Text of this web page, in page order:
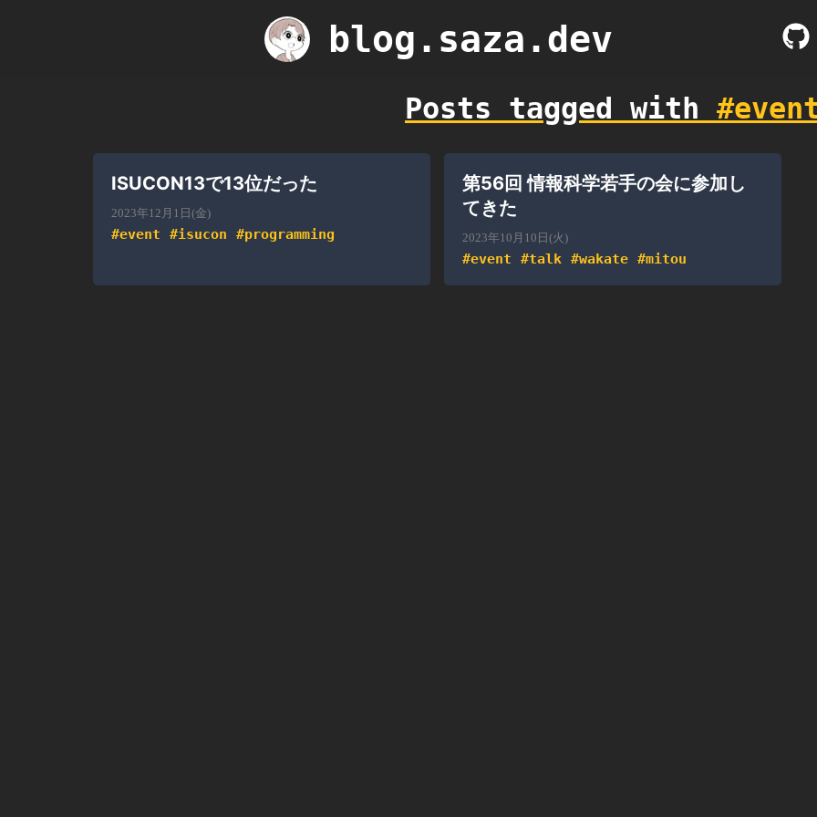
blog.saza.dev
Posts tagged with #
ISUCON13で13位だった
2023年12月1日(金)
#event #isucon #programming
第56回 情報科学若手の会に参加し
てきた
2023年10月10日(火)
#event #talk #wakate #mitou